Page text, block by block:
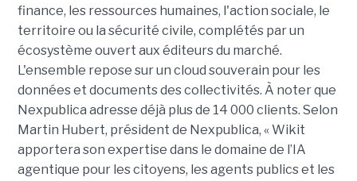
finance, les ressources humaines, l'action sociale, le
territoire ou la sécurité civile, complétés par un
écosystème ouvert aux éditeurs du marché.
L'ensemble repose sur un cloud souverain pour les
données et documents des collectivités. À noter que
Nexpublica adresse déjà plus de 14 000 clients. Selon
Martin Hubert, président de Nexpublica, « Wikit
apportera son expertise dans le domaine de l’IA
agentique pour les citoyens, les agents publics et les